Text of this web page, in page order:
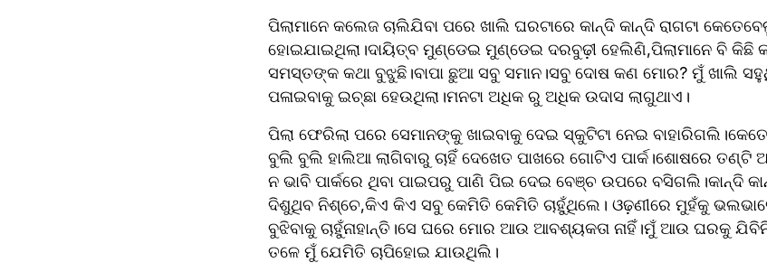
ପିଲାମାନେ କଲେଜ ଚାଲିଯିବା ପରେ ଖାଲି ଘରଟାରେ କାନ୍ଦି କାନ୍ଦି ରାଗଟା
ହୋଇଯାଇଥିଲା।ଦାୟିତ୍ବ ମୁଣ୍ଡେଇ ମୁଣ୍ଡେଇ ଦରବୁଢ଼ୀ ହେଲିଣି,ପିଲାମାନେ ବି କିଛି
ସମସ୍ତଙ୍କ କଥା ବୁଝୁଛି।ବାପା ଛୁଆ ସବୁ ସମାନ।ସବୁ ଦୋଷ କଣ ମୋର? ମୁଁ ଖାଲି
ପଳାଇବାକୁ ଇଚ୍ଛା ହେଉଥିଲା।ମନଟା ଅଧିକ ରୁ ଅଧିକ ଉଦାସ ଲାଗୁଥାଏ।
ପିଲା ଫେରିଲା ପରେ ସେମାନଙ୍କୁ ଖାଇବାକୁ ଦେଇ ସ୍କୁଟିଟା ନେଇ
ବୁଲି ବୁଲି ହାଲିଆ ଲାଗିବାରୁ ଚାହିଁ ଦେଖେତ ପାଖରେ ଗୋଟିଏ ପାର୍କ।ଶୋଷରେ ତଣ୍ଟି
ନ ଭାବି ପାର୍କରେ ଥିବା ପାଇପରୁ ପାଣି ପିଇ ଦେଇ ବେଞ୍ଚ ଉପରେ ବସିଗଲି।କାନ୍ଦି
ଦିଶୁଥିବ ନିଶ୍ଚେ,କିଏ କିଏ ସବୁ କେମିତି କେମିତି ଚାହୁଁଥିଲେ। ଓଢ଼ଣୀରେ ମୁହଁକୁ
ବୁଝିବାକୁ ଚାହୁଁନାହାନ୍ତି।ସେ ଘରେ ମୋର ଆଉ ଆବଶ୍ୟକତା ନାହିଁ।ମୁଁ ଆଉ ଘରକୁ
ତଳେ ମୁଁ ଯେମିତି ଚାପିହୋଇ ଯାଉଥିଲି।